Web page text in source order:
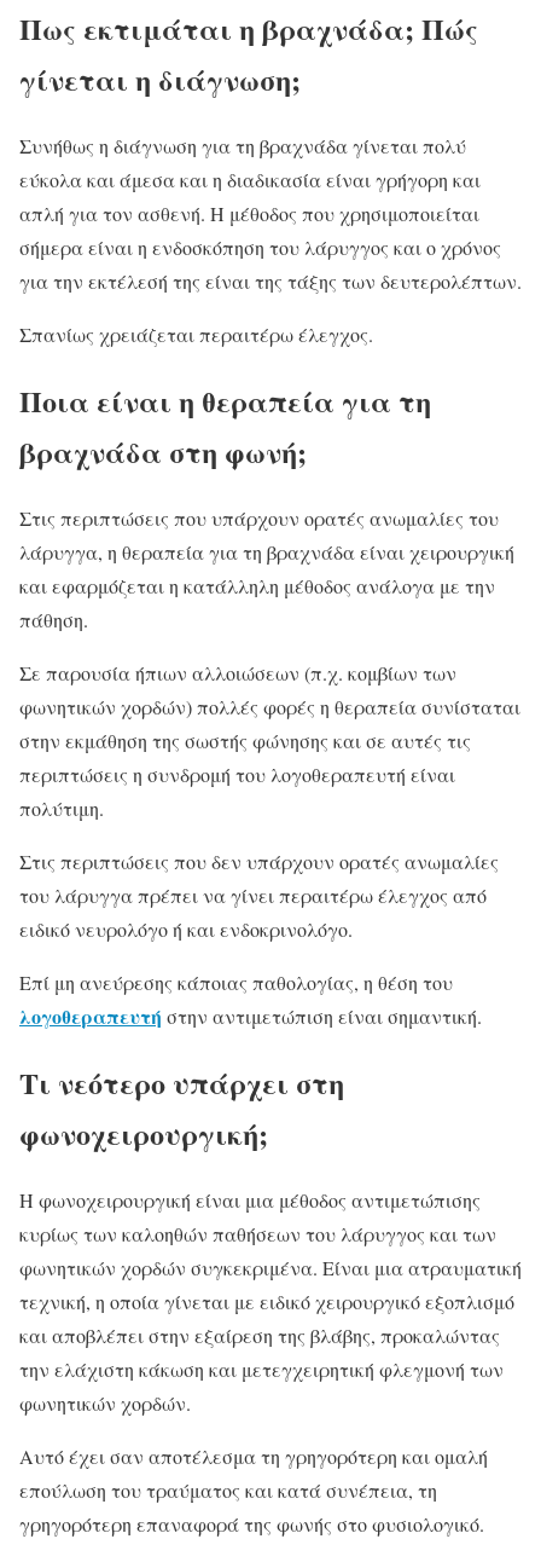
Πως εκτιμάται η βραχνάδα; Πώς
γίνεται η διάγνωση;
Συνήθως η διάγνωση για τη βραχνάδα γίνεται πολύ
εύκολα και άμεσα και η διαδικασία είναι γρήγορη και
απλή για τον ασθενή. Η μέθοδος που χρησιμοποιείται
σήμερα είναι η ενδοσκόπηση του λάρυγγος και ο χρόνος
για την εκτέλεσή της είναι της τάξης των δευτερολέπτων.
Σπανίως χρειάζεται περαιτέρω έλεγχος.
Ποια είναι η θεραπεία για τη
βραχνάδα στη φωνή;
Στις περιπτώσεις που υπάρχουν ορατές ανωμαλίες του
λάρυγγα, η θεραπεία για τη βραχνάδα είναι χειρουργική
και εφαρμόζεται η κατάλληλη μέθοδος ανάλογα με την
πάθηση.
Σε παρουσία ήπιων αλλοιώσεων (π.χ. κομβίων των
φωνητικών χορδών) πολλές φορές η θεραπεία συνίσταται
στην εκμάθηση της σωστής φώνησης και σε αυτές τις
περιπτώσεις η συνδρομή του λογοθεραπευτή είναι
πολύτιμη.
Στις περιπτώσεις που δεν υπάρχουν ορατές ανωμαλίες
του λάρυγγα πρέπει να γίνει περαιτέρω έλεγχος από
ειδικό νευρολόγο ή και ενδοκρινολόγο.
Επί μη ανεύρεσης κάποιας παθολογίας, η θέση του
λογοθεραπευτή στην αντιμετώπιση είναι σημαντική.
Τι νεότερο υπάρχει στη
φωνοχειρουργική;
H φωνοχειρουργική είναι μια μέθοδος αντιμετώπισης
κυρίως των καλοηθών παθήσεων του λάρυγγος και των
φωνητικών χορδών συγκεκριμένα. Είναι μια ατραυματική
τεχνική, η οποία γίνεται με ειδικό χειρουργικό εξοπλισμό
και αποβλέπει στην εξαίρεση της βλάβης, προκαλώντας
την ελάχιστη κάκωση και μετεγχειρητική φλεγμονή των
φωνητικών χορδών.
Αυτό έχει σαν αποτέλεσμα τη γρηγορότερη και ομαλή
επούλωση του τραύματος και κατά συνέπεια, τη
γρηγορότερη επαναφορά της φωνής στο φυσιολογικό.